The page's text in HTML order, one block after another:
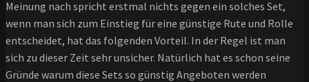
Meinung nach spricht erstmal nichts gegen ein solches Set,
wenn man sich zum Einstieg für eine günstige Rute und Rolle
entscheidet, hat das folgenden Vorteil. In der Regel ist man
sich zu dieser Zeit sehr unsicher. Natürlich hat es schon seine
Gründe warum diese Sets so günstig Angeboten werden